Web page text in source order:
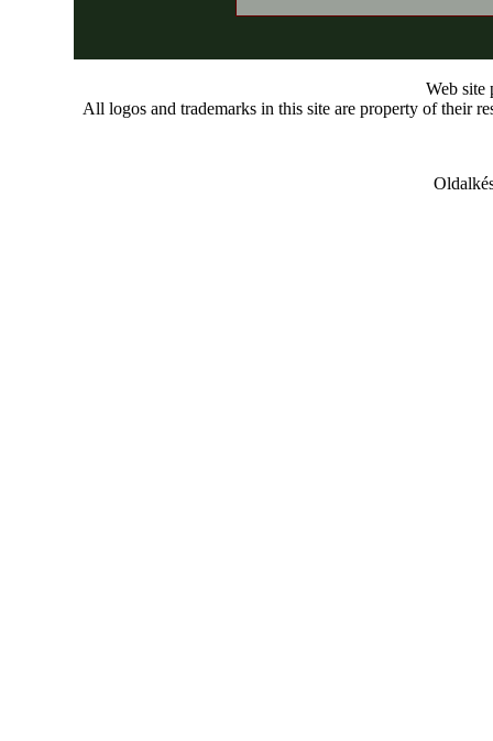
Web site
All logos and trademarks in this site are property of their